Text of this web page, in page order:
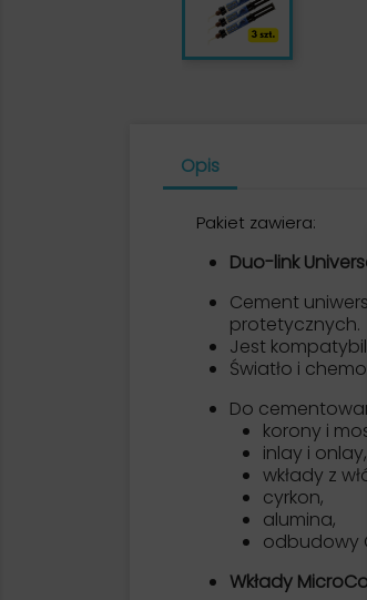
Opis
Pakiet zawiera:
Duo-link
Cement
protetycznych.
Jest
Światło i
Do
korony i
inlay i onlay,
wkłady z
cyrkon,
alumina,
odbudowy
Wkłady